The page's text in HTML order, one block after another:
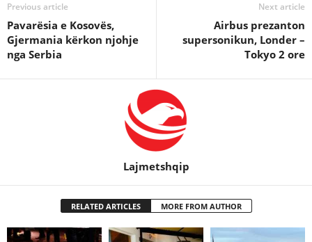
Previous article
Pavarësia e Kosovës,
Gjermania kërkon njohje
nga Serbia
Next article
Airbus prezanton
supersonikun, Londer –
Tokyo 2 ore
Lajmetshqip
RELATED ARTICLES MORE FROM AUTHOR